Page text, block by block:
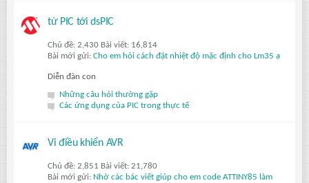
từ PIC tới dsPIC
Chủ đề: 2,430 Bài viết: 16,814
Bài mới gửi: Cho em hỏi cách đặt nhiệt độ mặc định cho Lm35 ạ
Diễn đàn con
Những câu hỏi thường gặp
Các ứng dụng của PIC trong thực tế
Vi điều khiển AVR
Chủ đề: 2,851 Bài viết: 21,780
Bài mới gửi: Nhờ các bác viết giúp cho em code ATTINY85 làm